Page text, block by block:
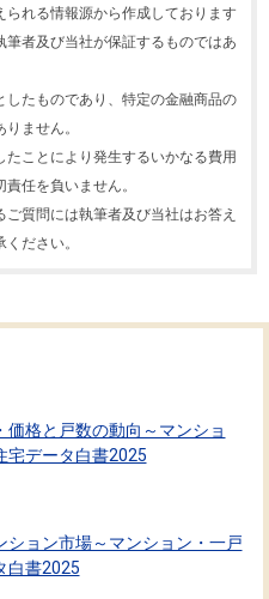
れる情報源から作成しております
者及び当社が保証するものではあ
たものであり、特定の金融商品の
ません。
ことにより発生するいかなる費用
任を負いません。
質問には執筆者及び当社はお答え
ださい。
価格と戸数の動向～マンショ
宅データ白書2025
ション市場～マンション・一戸
白書2025